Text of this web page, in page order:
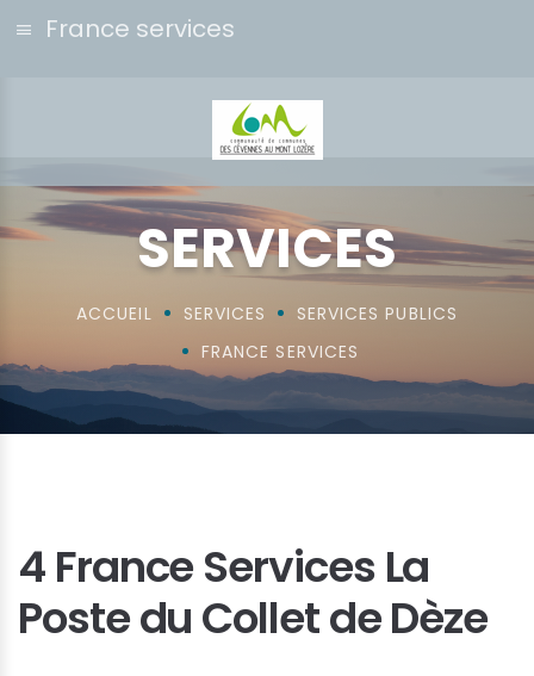
France services
SERVICES
ACCUEIL SERVICES
SERVICES PUBLICS
FRANCE SERVICES
4 France Services La
Poste du Collet de Dèze